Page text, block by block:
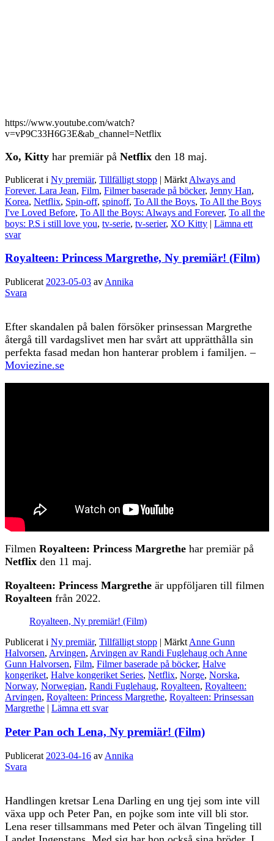
https://www.youtube.com/watch?
v=vP9C33H6G3E&ab_channel=Netflix
Xo, Kitty har premiär på Netflix den 18 maj.
Publicerat i Ny premiär, Tillfälligt stopp | Märkt Always and
Forever. Lara Jean, Film, Filmer baserade på böcker, Jenny Han,
Korea, Netflix, Spin-off, spinoff, To All the Boys, To All the Boys
I've Loved Before, To All the Boys: Always and Forever, To all the
boys: P.S i still love you, tv-serie, tv-serier, XO Kitty | Lämna ett
svar
Royalteen: Princess Margrethe, Ny premiär! (Film)
Publicerat 2023-05-03 av Annika
Svara
Efter skandalen på balen försöker prinsessan Margrethe
återgå till vardagslivet men har svårt att upprätthålla sin
perfekta fasad medan hon hanterar problem i familjen. –
Moviezine.se
Filmen Royalteen: Princess Margrethe har premiär på
Netflix den 11 maj.
Royalteen: Princess Margrethe är uppföljaren till filmen
Royalteen från 2022.
Royalteen, Ny premiär! (Film)
Publicerat i Ny premiär, Tillfälligt stopp | Märkt Anne Gunn
Halvorsen, Arvingen, Arvingen av Randi Fuglehaug och Anne
Gunn Halvorsen, Film, Filmer baserade på böcker, Halve
kongeriket, Halve kongeriket Series, Netflix, Norge, Norska,
Norway, Norwegian, Randi Fuglehaug, Royalteen, Royalteen:
Arvingen, Royalteen: Princess Margrethe, Royalteen: Prinsessan
Margrethe | Lämna ett svar
Peter Pan och Lena, Ny premiär! (Film)
Publicerat 2023-04-16 av Annika
Svara
Handlingen kretsar Lena Darling en ung tjej som inte vill
växa upp och Peter Pan, en pojke som inte vill bli stor.
Lena reser tillsammans med Peter och älvan Tingeling till